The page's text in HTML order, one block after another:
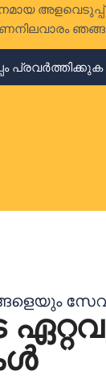
അളവെടുപ്പ്
പ്രവർത്തിക്കുക